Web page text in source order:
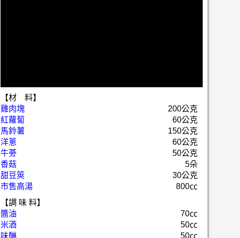
【材 料】
雞肉塊
200公克
紅蘿蔔
60公克
馬鈴薯
150公克
洋蔥
60公克
牛蒡
50公克
香菇
5朵
甜豆筴
30公克
市售高湯
800㏄
【調 味 料】
醬油
70㏄
米酒
50㏄
味醂
50㏄